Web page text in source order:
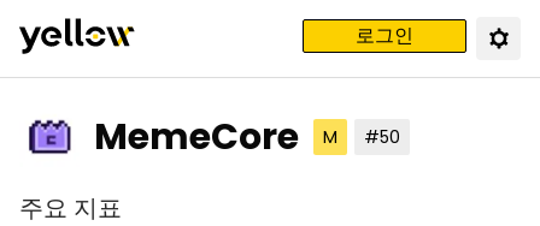
로그인
MemeCore M #50
주요 지표